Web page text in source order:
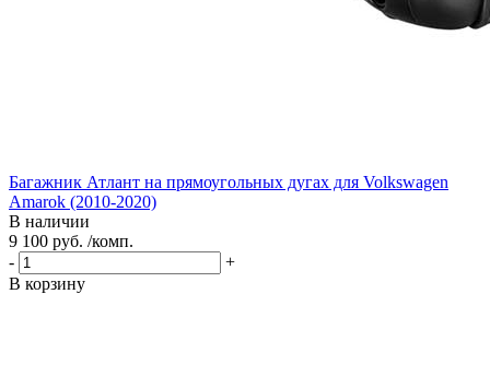
Багажник Атлант на прямоугольных дугах для Volkswagen
Amarok (2010-2020)
В наличии
9 100 руб. /комп.
-
+
В корзину